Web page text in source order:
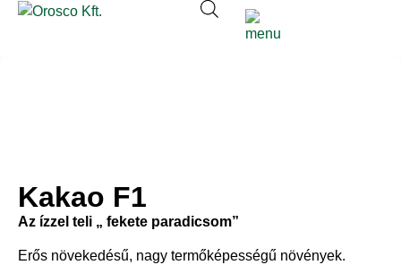
Kakao F1
Az ízzel teli „ fekete paradicsom”
Erős növekedésű, nagy termőképességű növények.